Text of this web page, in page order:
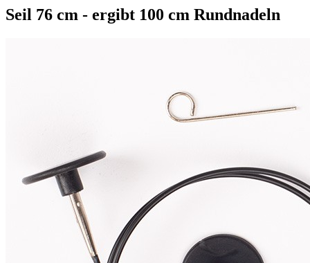
Seil 76 cm - ergibt 100 cm Rundnadeln